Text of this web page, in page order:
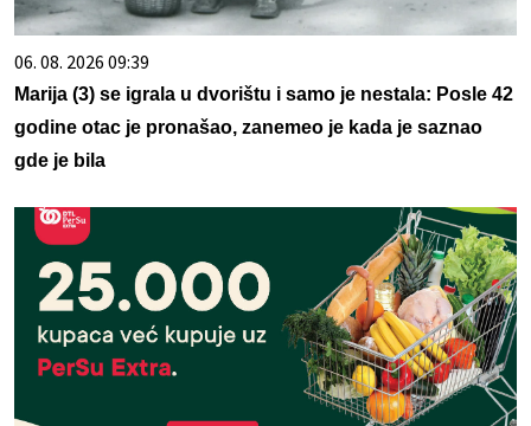
06. 08. 2026 09:39
Marija (3) se igrala u dvorištu i samo je nestala: Posle 42
godine otac je pronašao, zanemeo je kada je saznao
gde je bila